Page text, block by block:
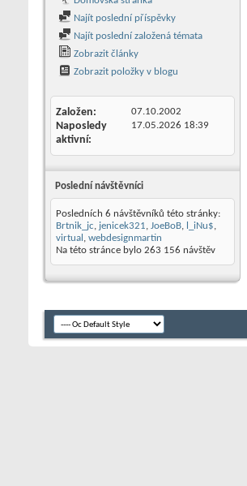
Najít poslední příspěvky
Najít poslední založená témata
Zobrazit články
Zobrazit položky v blogu
Založen 07.10.2002
Naposledy
aktivní
17.05.2026 18:39
Poslední návštěvníci
Posledních 6 návštěvníků této stránky:
Brtnik_jc, jenicek321, JoeBoB, l_iNu$,
virtual , webdesignmartin
Na této stránce bylo 263 156 návštěv